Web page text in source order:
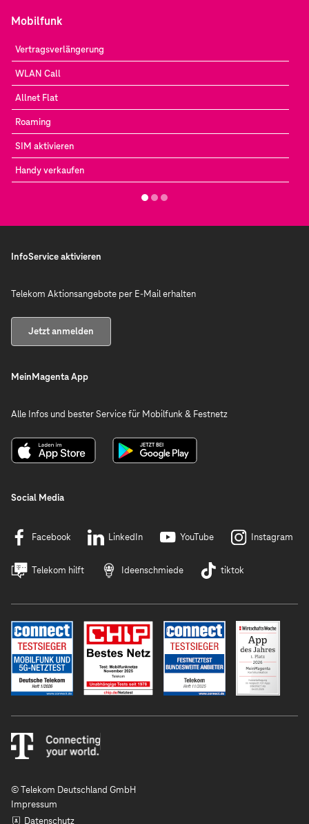
Mobilfunk
Vertragsverlängerung
WLAN Call
Allnet Flat
Roaming
SIM aktivieren
Handy verkaufen
InfoService aktivieren
Telekom Aktionsangebote per E-Mail erhalten
Jetzt anmelden
MeinMagenta App
Alle Infos und bester Service für Mobilfunk & Festnetz
Social Media
Facebook LinkedIn YouTube Instagram
Telekom hilft Ideenschmiede tiktok
© Telekom Deutschland GmbH
Impressum
Datenschutz